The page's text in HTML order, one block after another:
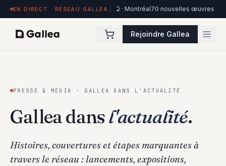
EN DIRECT · RÉSEAU GALLEA
exposées à Hôtel de l'ITHQ · Montréal 70 nouvelles œuvres dans la
Rejoindre Gallea
PRESSE & MÉDIA · GALLEA DANS L'ACTUALITÉ
Gallea dansl'actualité.
Histoires, couvertures et étapes marquantes à
travers le réseau : lancements, expositions,